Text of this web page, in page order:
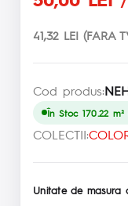
41,32 LEI (FARA
Cod produs:
În Stoc 170.22
COLECTII:
Unitate de masura